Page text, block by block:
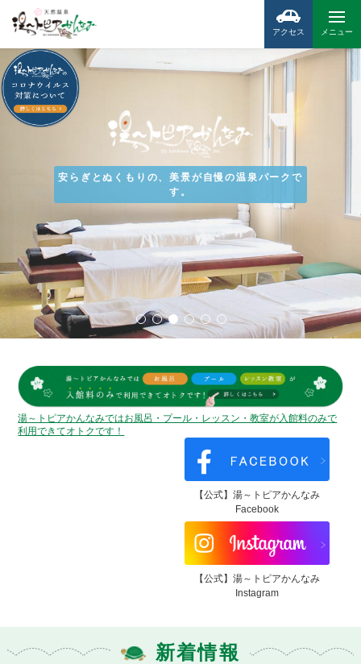
メニュー
アクセス
安らぎとぬくもりの、美景が自慢の温泉パークで
す。
湯～トピアかんなみではお風呂・プール・レッスン・教室が入館料のみで
利用できてオトクです！
【公式】湯～トピアかんなみ
Facebook
【公式】湯～トピアかんなみ
Instagram
新着情報